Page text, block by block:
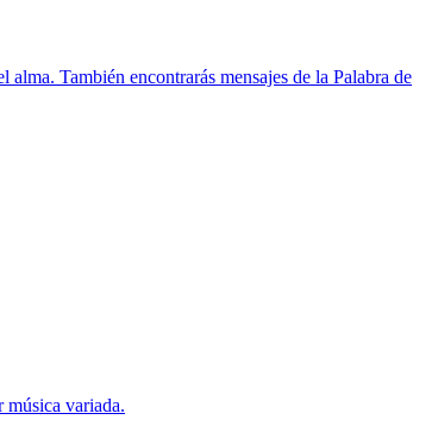
También encontrarás mensajes de la Palabra de
música variada.